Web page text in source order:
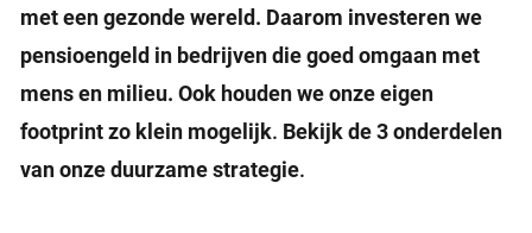
met een gezonde wereld. Daarom investeren we
pensioengeld in bedrijven die goed omgaan met
mens en milieu. Ook houden we onze eigen
footprint zo klein mogelijk. Bekijk de 3 onderdelen
van onze duurzame strategie.